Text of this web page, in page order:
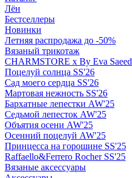
Лён
Бестселлеры
Новинки
Летняя распродажа до -50%
Вязаный трикотаж
CHARMSTORE х By Eva Saeed
Поцелуй солнца SS'26
Сад моего сердца SS'26
Мартовая нежность SS'26
Бархатные лепестки AW'25
Седьмой лепесток AW'25
Объятия осени AW'25
Осенний поцелуй AW'25
Принцесса на горошине SS'25
Raffaello&Ferrero Rocher SS'25
Вязаные аксессуары